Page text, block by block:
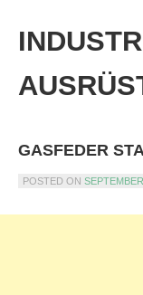
content
GASFEDER
POSTED ON